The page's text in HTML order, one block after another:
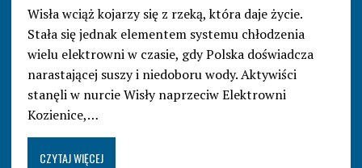
Wisła wciąż kojarzy się z rzeką, która daje życie.
Stała się jednak elementem systemu chłodzenia
wielu elektrowni w czasie, gdy Polska doświadcza
narastającej suszy i niedoboru wody. Aktywiści
stanęli w nurcie Wisły naprzeciw Elektrowni
Kozienice,…
CZYTAJ WIĘCEJ